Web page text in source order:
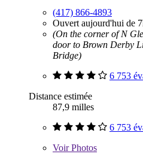
(417) 866-4893
Ouvert aujourd'hui de
(On the corner of N
door to Brown Derby
Bridge)
6 753
Distance estimée
87,9 milles
6 753
VoirPhotos